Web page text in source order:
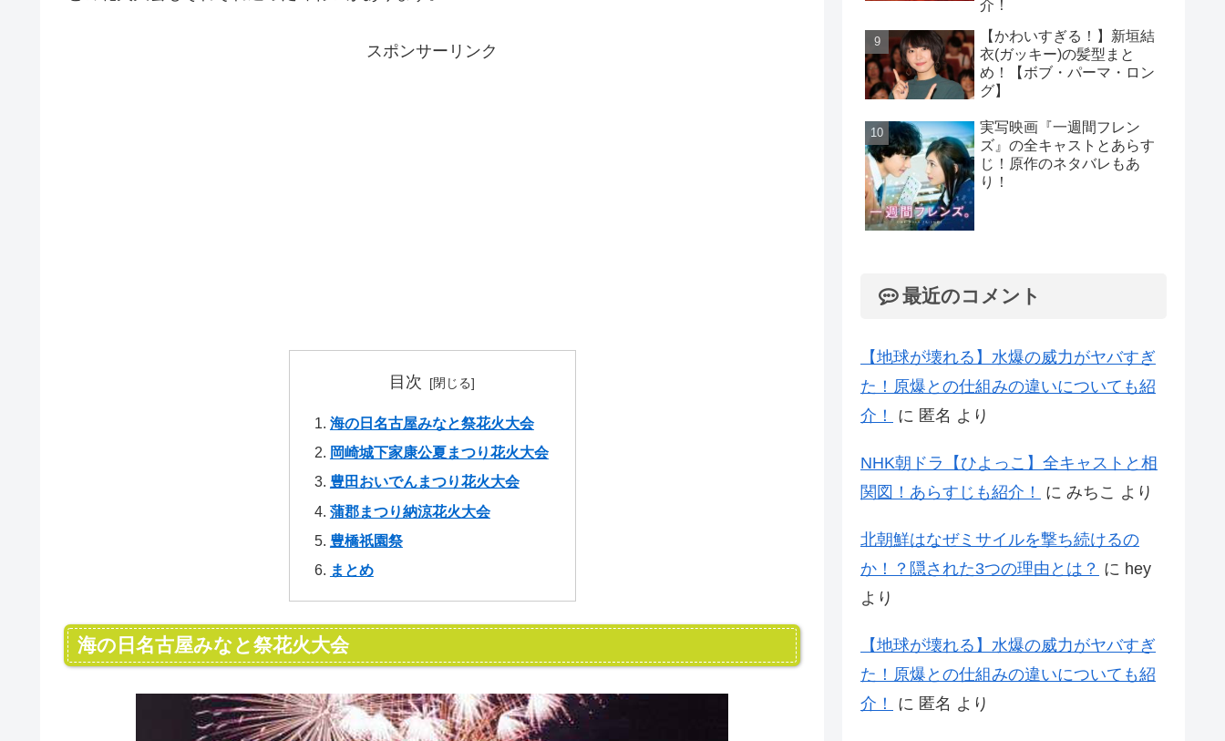
スポンサーリンク
目次
海の日名古屋みなと祭花火大会
岡崎城下家康公夏まつり花火大会
豊田おいでんまつり花火大会
蒲郡まつり納涼花火大会
豊橋祇園祭
まとめ
海の日名古屋みなと祭花火大会
介！
【かわいすぎる！】新垣結
衣(ガッキー)の髪型まと
め！【ボブ・パーマ・ロン
グ】
実写映画『一週間フレン
ズ』の全キャストとあらす
じ！原作のネタバレもあ
り！
最近のコメント
【地球が壊れる】水爆の威力がヤバすぎ
た！原爆との仕組みの違いについても紹
介！
に 匿名 より
NHK朝ドラ【ひよっこ】全キャストと相
関図！あらすじも紹介！
に みちこ より
北朝鮮はなぜミサイルを撃ち続けるの
か！？隠された3つの理由とは？ に hey
より
【地球が壊れる】水爆の威力がヤバすぎ
た！原爆との仕組みの違いについても紹
介！
に 匿名 より